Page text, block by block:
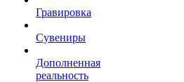
Гравировка
Сувениры
Дополненная
реальность